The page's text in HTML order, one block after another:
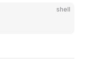
shell